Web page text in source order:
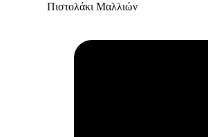
Πιστολάκι Μαλλιών